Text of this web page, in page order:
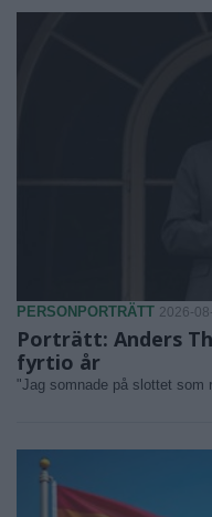
PERSONPORTRÄTT 2026-
Porträtt: Anders
fyrtio år
"Jag somnade på slottet som